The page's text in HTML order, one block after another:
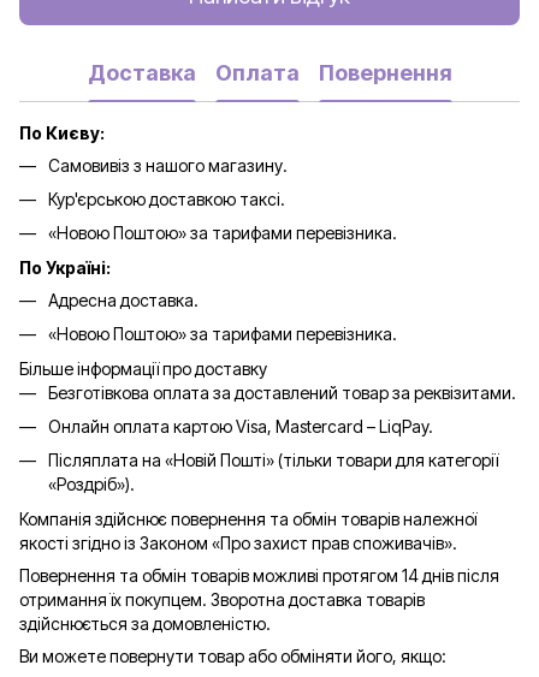
Доставка Оплата Повернення
По Києву:
Самовивіз з нашого магазину.
Кур'єрською доставкою таксі.
«Новою Поштою» за тарифами перевізника.
По Україні:
Адресна доставка.
«Новою Поштою» за тарифами перевізника.
Більше інформації про доставку
Безготівкова оплата за доставлений товар за реквізитами.
Онлайн оплата картою Visa, Mastercard – LiqPay.
Післяплата на «Новій Пошті» (тільки товари для категорії
«Роздріб»).
Компанія здійснює повернення та обмін товарів належної
якості згідно із Законом «Про захист прав споживачів».
Повернення та обмін товарів можливі протягом 14 днів після
отримання їх покупцем. Зворотна доставка товарів
здійснюється за домовленістю.
Ви можете повернути товар або обміняти його, якщо: